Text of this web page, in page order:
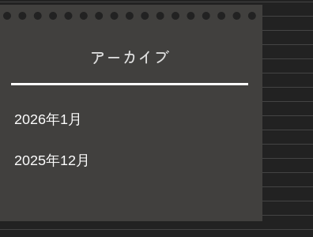
アーカイブ
2026年1月
2025年12月